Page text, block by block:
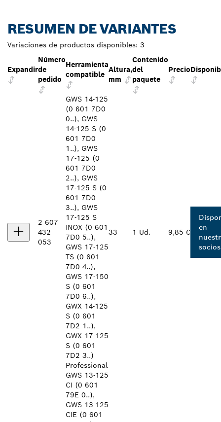
RESUMEN DE VARIANTES
Variaciones de productos disponibles: 3
Expandir
Número
de
pedido
Herramienta
compatible
Altura,
mm
Contenido
del
paquete
Precio
2 607
432
053
GWS 14-125
(0 601 7D0
0..), GWS
14-125 S (0
601 7D0
1..), GWS
17-125 (0
601 7D0
2..), GWS
17-125 S (0
601 7D0
3..), GWS
17-125 S
INOX (0 601
7D0 5..),
GWS 17-125
TS (0 601
7D0 4..),
GWS 17-150
S (0 601
7D0 6..),
GWX 14-125
S (0 601
7D2 1..),
GWX 17-125
S (0 601
7D2 3..)
Professional
33 1 Ud. 9,85 €
en
socios
GWS 13-125
CI (0 601
79E 0..),
GWS 13-125
CIE (0 601